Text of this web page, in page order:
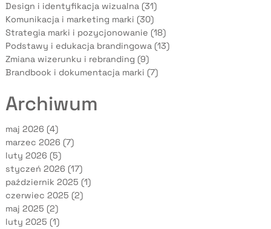
Design i identyfikacja wizualna (31)
Komunikacja i marketing marki (30)
Strategia marki i pozycjonowanie (18)
Podstawy i edukacja brandingowa (13)
Zmiana wizerunku i rebranding (9)
Brandbook i dokumentacja marki (7)
Archiwum
maj 2026 (4)
marzec 2026 (7)
luty 2026 (5)
styczeń 2026 (17)
październik 2025 (1)
czerwiec 2025 (2)
maj 2025 (2)
luty 2025 (1)